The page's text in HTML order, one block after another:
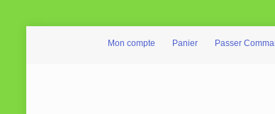
Mon compte Panier Passer